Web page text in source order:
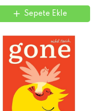
Sepete Ekle